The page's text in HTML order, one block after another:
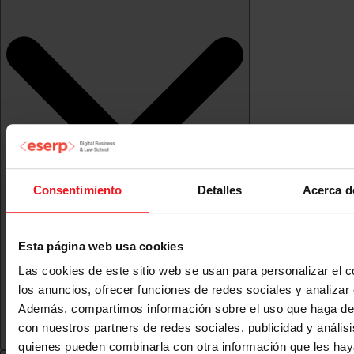
Consentimiento Detalles Acerca
Esta página web usa cookies
Las cookies de este sitio web se usan para personalizar el
los anuncios, ofrecer funciones de redes sociales y analizar
Además, compartimos información sobre el uso que haga
con nuestros partners de redes sociales, publicidad y
quienes pueden combinarla con otra información que les